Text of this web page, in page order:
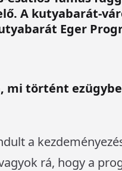
A kutyabarát-
Eger
mi történt
a
rá, hogy a